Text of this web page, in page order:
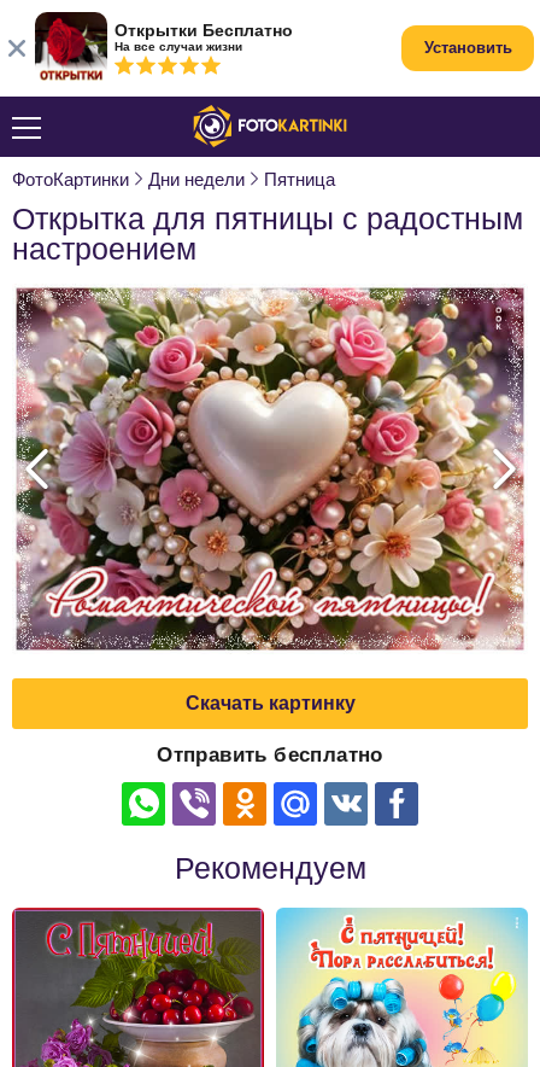
ФотоКартинки Дни недели Пятница
Открытка для пятницы с радостным
настроением
Скачать картинку
Отправить бесплатно
Рекомендуем
Открытки Бесплатно
На все случаи жизни Установить